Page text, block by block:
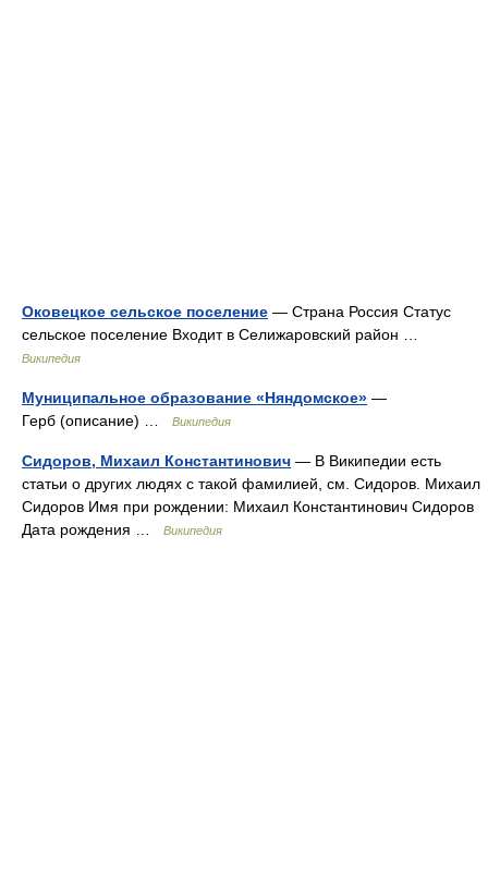
Оковецкое сельское поселение — Страна Россия Статус
сельское поселение Входит в Селижаровский район …
Википедия
Муниципальное образование «Няндомское» —
Герб (описание) …
Википедия
Сидоров, Михаил Константинович — В Википедии есть
статьи о других людях с такой фамилией, см. Сидоров. Михаил
Сидоров Имя при рождении: Михаил Константинович Сидоров
Дата рождения …
Википедия